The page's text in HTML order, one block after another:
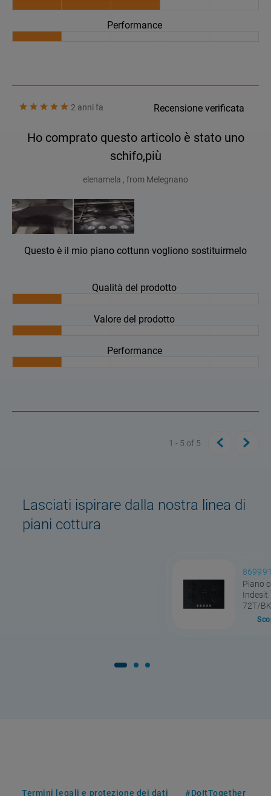
Performance
2 anni fa Recensione verificata
Ho comprato questo articolo è stato uno
schifo,più
elenamela , from Melegnano
Questo è il mio piano cottunn vogliono sostituirmelo
Qualità del prodotto
Valore del prodotto
Performance
1 - 5 of 5
Lasciati ispirare dalla nostra linea di
piani cottura
Piano
72T/BK
Termini legali e protezione dei dati #DoItTogether